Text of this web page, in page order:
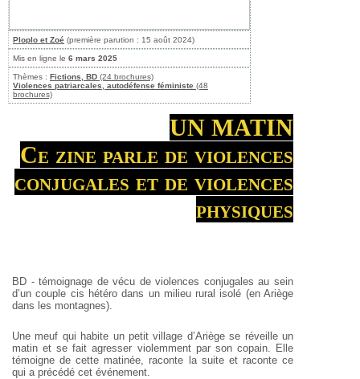
Ploplo et Zoé (première parution : 15 août 2024)
Mis en ligne le 6 mars 2025
Thèmes : Fictions, BD (24 brochures)
Violences patriarcales, autodéfense féministe (48
brochures)
UN MATIN
Ce zine parle de violences
conjugales et de violences
physiques
BD - témoignage de vécu de violences conjugales au sein
d’un couple cis hétérodans un milieu rural isolé (en Ariège
dans les montagnes).
Une meuf qui habite un petit village d’Ariège se réveille un
matin et se fait agresser violemment par son copain. Elle
témoigne de cette matinée, raconte la suite et raconte ce
qui a précédé cet événement.